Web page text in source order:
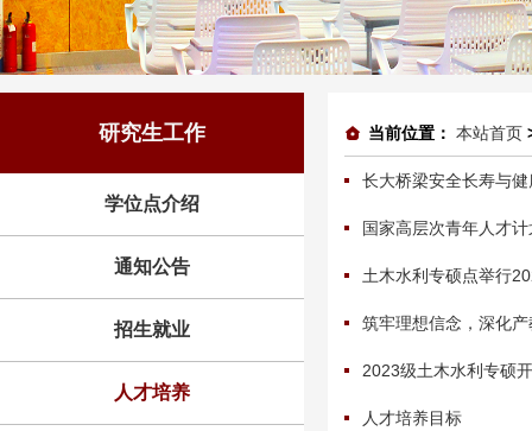
研究生工作
学位点介绍
通知公告
招生就业
人才培养
当前位置： 本站首页
长大桥梁安全长寿与
国家高层次青年人才
土木水利专硕点举行
筑牢理想信念，深化
2023级土木水利专硕
人才培养目标